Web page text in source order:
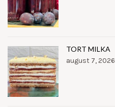
TORT MILKA
august 7, 2026